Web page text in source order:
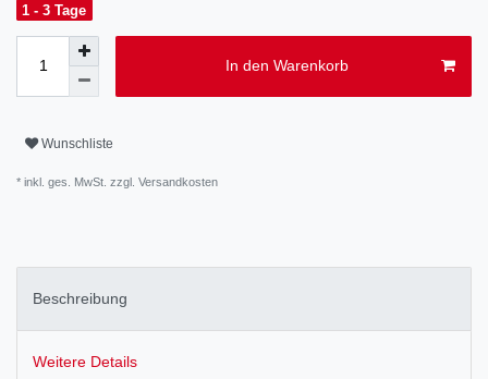
1 - 3 Tage
In den Warenkorb
Wunschliste
* inkl. ges. MwSt. zzgl. Versandkosten
Beschreibung
Weitere Details